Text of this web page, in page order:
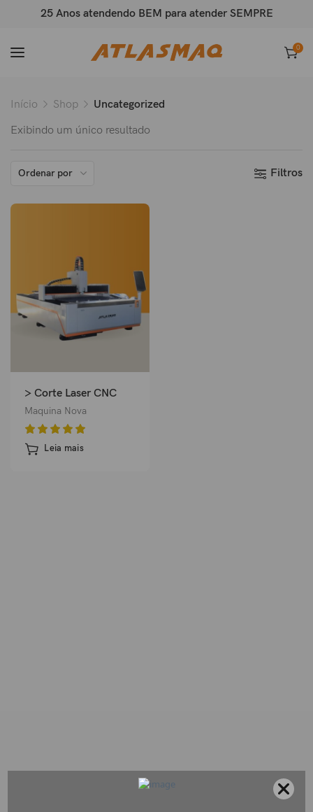
25 Anos atendendo BEM para atender SEMPRE
0
Início Shop
Uncategorized
Exibindo um único resultado
Ordenar por Filtros
> Corte Laser CNC
Maquina Nova
Leia mais